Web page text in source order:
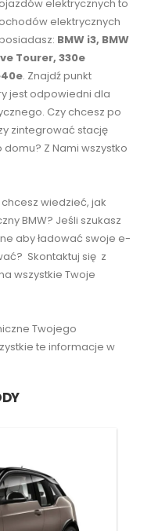
elektrycznych to
elektrycznych
BMW i3, BMW
Tourer, 330e
. Znajdź punkt
jest odpowiedni dla
Czy chcesz po
zintegrować stację
Z Nami wszystko
wiedzieć, jak
BMW? Jeśli szukasz
aby ładować swoje e-
Skontaktuj się z
wszystkie Twoje
Twojego
te informacje w